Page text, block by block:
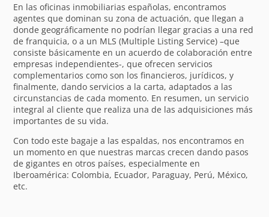
En las oficinas inmobiliarias españolas, encontramos
agentes que dominan su zona de actuación, que llegan a
donde geográficamente no podrían llegar gracias a una red
de franquicia, o a un MLS (Multiple Listing Service) –que
consiste básicamente en un acuerdo de colaboración entre
empresas independientes-, que ofrecen servicios
complementarios como son los financieros, jurídicos, y
finalmente, dando servicios a la carta, adaptados a las
circunstancias de cada momento. En resumen, un servicio
integral al cliente que realiza una de las adquisiciones más
importantes de su vida.
Con todo este bagaje a las espaldas, nos encontramos en
un momento en que nuestras marcas crecen dando pasos
de gigantes en otros países, especialmente en
Iberoamérica: Colombia, Ecuador, Paraguay, Perú, México,
etc.